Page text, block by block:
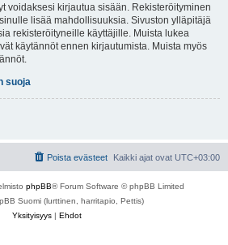
voidaksesi kirjautua sisään. Rekisteröityminen
lisää mahdollisuuksia. Sivuston ylläpitäjä
rekisteröityneille käyttäjille. Muista lukea
käytännöt ennen kirjautumista. Muista myös
suoja
Kaikki ajat ovat UTC+03:00
Poista evästeet
phpBB® Forum Software © phpBB Limited
Suomi (lurttinen, harritapio, Pettis)
Yksityisyys | Ehdot